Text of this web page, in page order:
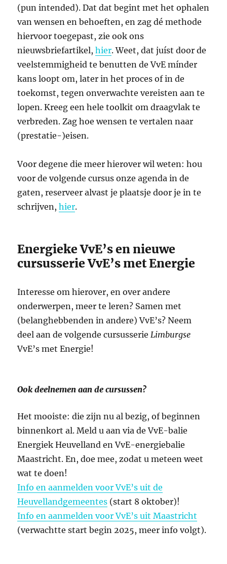
(pun intended). Dat dat begint met het ophalen
van wensen en behoeften, en zag dé methode
hiervoor toegepast, zie ook ons
nieuwsbriefartikel,hier. Weet, dat juíst door de
veelstemmigheid te benutten de VvE mínder
kans loopt om, later in het proces of in de
toekomst, tegen onverwachte vereisten aan te
lopen. Kreeg een hele toolkit om draagvlak te
verbreden. Zag hoe wensen te vertalen naar
(prestatie-)eisen.
Voor degene die meer hierover wil weten: hou
voor de volgende cursus onze agenda in de
gaten, reserveer alvast je plaatsje door je in te
schrijven,hier.
Energieke VvE’s en nieuwe
cursusserie VvE’s met Energie
Interesse om hierover, en over andere
onderwerpen, meer te leren? Samen met
(belanghebbenden in andere) VvE’s? Neem
deel aan de volgende cursusserieLimburgse
VvE’s met Energie!
Ook deelnemen aan de cursussen?
Het mooiste: die zijn nu al bezig, of beginnen
binnenkort al. Meld u aan via de VvE-balie
Energiek Heuvelland en VvE-energiebalie
Maastricht. En, doe mee, zodat u meteen weet
wat te doen!
Info en aanmelden voor VvE’s uit de
Heuvellandgemeentes (start 8 oktober)!
Info en aanmelden voor VvE’s uit Maastricht
(verwachtte start begin 2025, meer info volgt).